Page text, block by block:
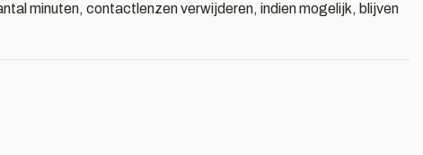
minuten, contactlenzen verwijderen, indien mogelijk, blijven